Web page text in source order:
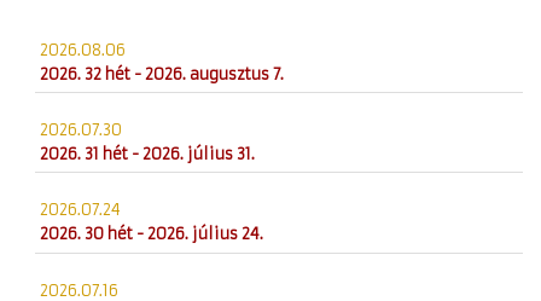
2026.08.06
2026. 32 hét - 2026. augusztus 7.
2026.07.30
2026. 31 hét - 2026. július 31.
2026.07.24
2026. 30 hét - 2026. július 24.
2026.07.16